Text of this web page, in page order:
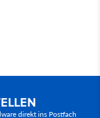
direkt ins Postfach